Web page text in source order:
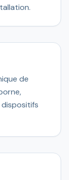
de